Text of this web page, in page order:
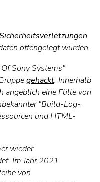
offengelegt wurden.
Sony Systems"
gehackt. Innerhalb
angeblich eine Fülle von
"Build-Log-
und HTML-
wieder
Im Jahr 2021
von